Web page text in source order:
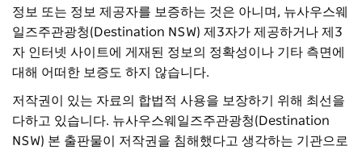
정보 또는 정보 제공자를 보증하는 것은 아니며, 뉴사우스웨
일즈주관광청(Destination NSW) 제3자가 제공하거나 제3
자 인터넷 사이트에 게재된 정보의 정확성이나 기타 측면에
대해 어떠한 보증도 하지 않습니다.
저작권이 있는 자료의 합법적 사용을 보장하기 위해 최선을
다하고 있습니다. 뉴사우스웨일즈주관광청(Destination
NSW) 본 출판물이 저작권을 침해했다고 생각하는 기관으로